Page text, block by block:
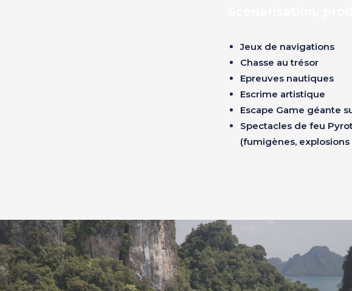
Jeux de navigations
Chasse au trésor
Epreuves nautiques
Escrime artistique
Escape Game géante
Spectacles de feu
(fumigènes, explosions